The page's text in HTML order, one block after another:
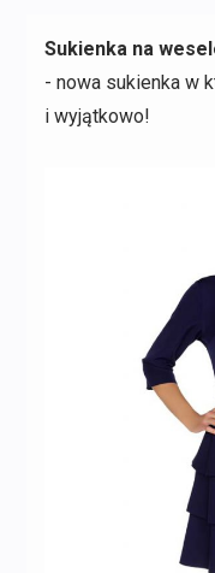
Sukienka na
- nowa sukienka w
i wyjątkowo!